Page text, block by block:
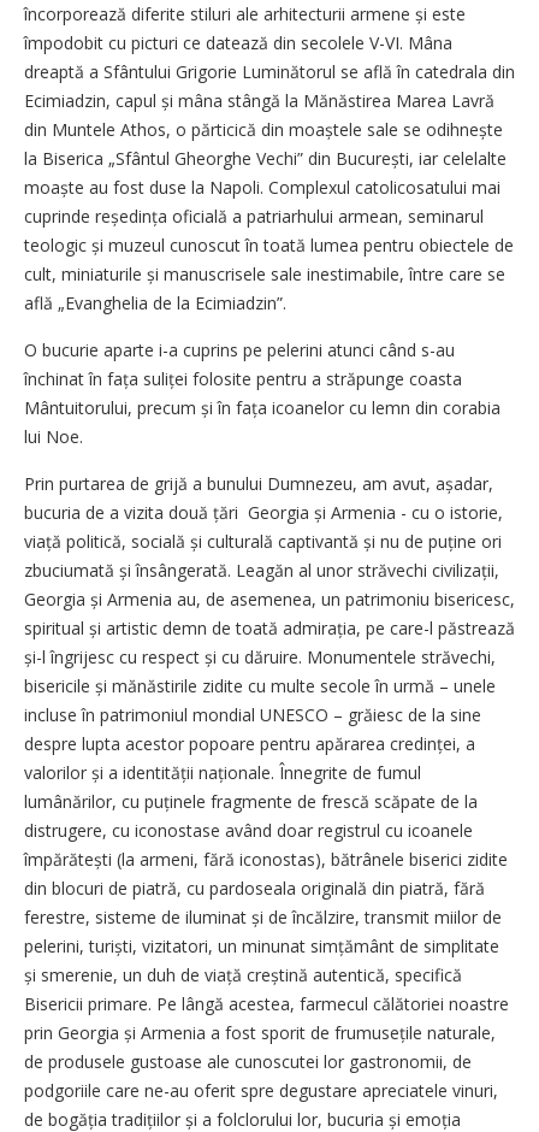
încorporează diferite stiluri ale arhitecturii armene și este
împodobit cu picturi ce datează din secolele V-VI. Mâna
dreaptă a Sfântului Grigorie Luminătorul se află în catedrala din
Ecimiadzin, capul și mâna stângă la Mănăstirea Marea Lavră
din Muntele Athos, o părticică din moaștele sale se odi­hnește
la Biserica „Sfântul Gheorghe Vechi” din București, iar celelalte
moaște au fost duse la Napoli. Complexul catolicosatului mai
cuprinde reședința oficială a patriarhului armean, seminarul
teologic și muzeul cunoscut în toată lumea pentru obiectele de
cult, miniaturile și manuscrisele sale inestimabile, între care se
află „Evanghelia de la Ecimiadzin”.
O bucurie aparte i-a cuprins pe pelerini atunci când s-au
închinat în fața suliței folosite pentru a străpunge coasta
Mântuitorului, precum și în fața icoanelor cu lemn din corabia
lui Noe.
Prin purtarea de grijă a bunului Dumnezeu, am avut, așadar,
bucuria de a vizita două țări Georgia și Armenia - cu o istorie,
viață politică, socială și culturală captivantă și nu de puține ori
zbuciumată și însângerată. Leagăn al unor străvechi civilizații,
Georgia și Armenia au, de asemenea, un patrimoniu bisericesc,
spiritual și artistic demn de toată admirația, pe care-l păstrează
și-l îngrijesc cu respect și cu dăruire. Monumentele străvechi,
bisericile și mănăstirile zidite cu multe secole în urmă – unele
incluse în patrimoniul mondial UNESCO – grăiesc de la sine
despre lupta acestor popoare pentru apărarea credinței, a
valorilor și a iden­tității naționale. Înnegrite de fumul
lumânărilor, cu puținele fragmente de frescă scăpate de la
distrugere, cu iconostase având doar registrul cu icoanele
împărătești (la armeni, fără iconostas), bătrânele biserici zidite
din blocuri de piatră, cu pardoseala originală din piatră, fără
ferestre, sisteme de iluminat și de încălzire, transmit miilor de
pelerini, turiști, vizitatori, un minunat simțământ de simplitate
și smerenie, un duh de viață creștină autentică, specifică
Bisericii primare. Pe lângă acestea, farmecul călătoriei noastre
prin Georgia și Armenia a fost sporit de frumusețile naturale,
de produsele gustoase ale cunoscutei lor gastronomii, de
podgoriile care ne-au oferit spre degustare apreciatele vinuri,
de bogăția tradițiilor și a folclorului lor, bucuria și emoția